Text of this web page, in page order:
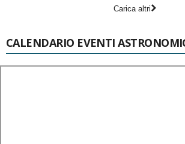
Carica altri
CALENDARIO EVENTI